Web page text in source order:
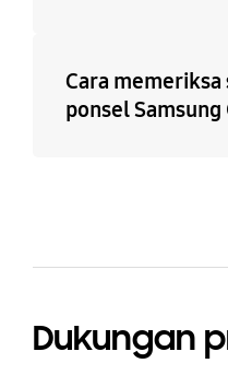
Cara
ponsel Samsung
Dukungan